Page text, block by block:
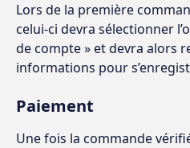
Lors de la première
celui-ci devra sélectionner
de compte » et devra alors
informations pour
Paiement
Une fois la commande